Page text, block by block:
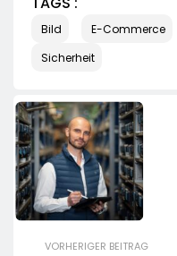
Bild E-Commerce
Sicherheit
VORHERIGER BEITRAG